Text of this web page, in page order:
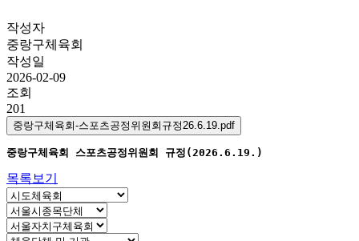
작성자
중랑구체육회
작성일
2026-02-09
조회
201
중랑구체육회-스포츠공정위원회규정26.6.19.pdf
중랑구체육회 스포츠공정위원회 규정(2026.6.19.)
목록보기